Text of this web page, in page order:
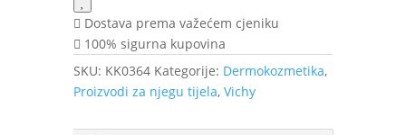
ml
količina
Dostava prema važećem cjeniku
100% sigurna kupovina
SKU: KK0364 Kategorije: Dermokozmetika,
Proizvodi za njegu tijela, Vichy